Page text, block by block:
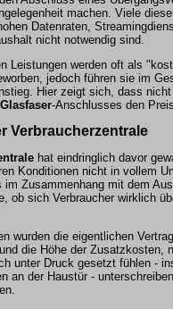
machen. Viele
Datenraten,
nicht notwendig sind.
Leistungen werden oft als
jedoch führen sie im
Hier zeigt sich, dass
Glasfaser-Anschlusses den
Verbraucherzentrale
hat eindringlich davor
Konditionen nicht in vollem
im Zusammenhang mit dem
ob sich Verbraucher wirklich
wurden die eigentlichen
die Höhe der Zusatzkosten,
unter Druck gesetzt fühlen -
an der Haustür -